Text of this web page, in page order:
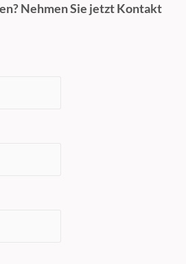
Nehmen Sie jetzt Kontakt